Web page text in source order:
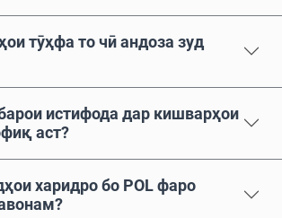
тӯҳфа то чӣ андоза зуд
истифода дар кишварҳои
аст?
харидро бо POL фаро